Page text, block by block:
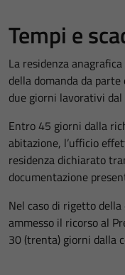
Tempi e
La residenza
della domanda da
due giorni lavorativi
Entro 45 giorni dalla
abitazione, l’ufficio
residenza dichiarato
documentazione
Nel caso di rigetto
ammesso il ricorso al
30 (trenta) giorni dalla